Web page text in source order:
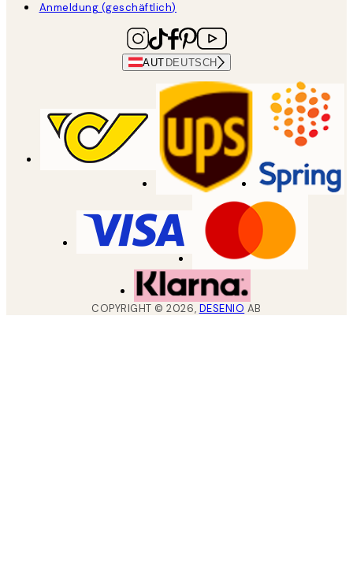
Anmeldung (geschäftlich)
AUT DEUTSCH
COPYRIGHT ©2026, DESENIO AB